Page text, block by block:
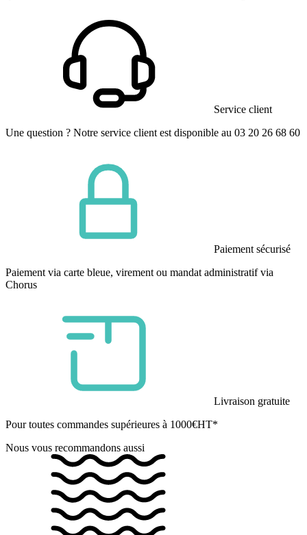
Service client
Une question ? Notre service client est disponible au 03 20 26 68 60
Paiement sécurisé
Paiement via carte bleue, virement ou mandat administratif via
Chorus
Livraison gratuite
Pour toutes commandes supérieures à 1000€HT*
Nous vous recommandons aussi